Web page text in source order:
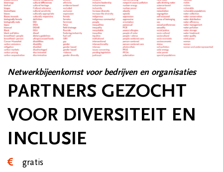
Netwerkbijeenkomst voor bedrijven en organisaties
PARTNERS GEZOCHT
VOOR DIVERSITEIT EN
INCLUSIE
gratis